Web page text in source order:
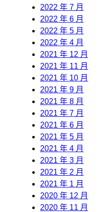
2022 年 7 月
2022 年 6 月
2022 年 5 月
2022 年 4 月
2021 年 12 月
2021 年 11 月
2021 年 10 月
2021 年 9 月
2021 年 8 月
2021 年 7 月
2021 年 6 月
2021 年 5 月
2021 年 4 月
2021 年 3 月
2021 年 2 月
2021 年 1 月
2020 年 12 月
2020 年 11 月